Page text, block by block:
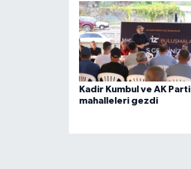
Kadir Kumbul ve AK Parti
mahalleleri gezdi